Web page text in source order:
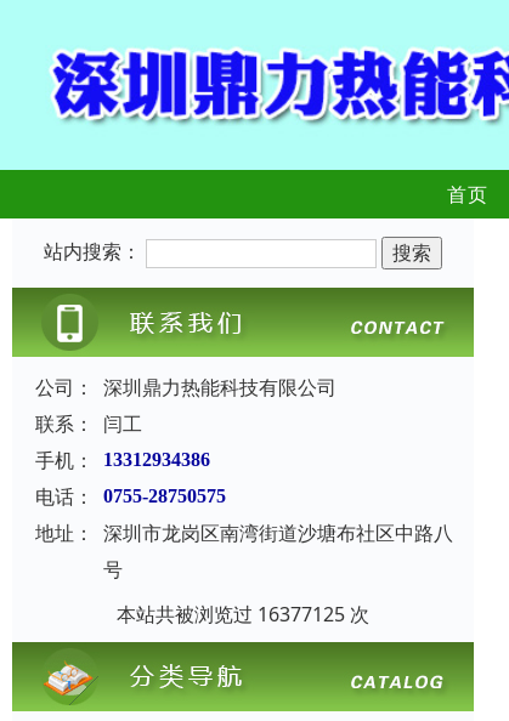
首页
站内搜索：
公司：
深圳鼎力热能科技有限公司
联系：
闫工
手机：
13312934386
电话： 0755-28750575
地址：
深圳市龙岗区南湾街道沙塘布社区中路八
号
本站共被浏览过 16377125 次